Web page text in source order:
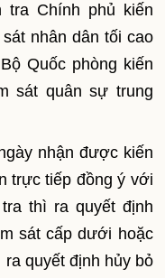
tra Chính phủ kiến
nhân dân tối cao
Quốc phòng kiến
sát quân sự trung
nhận được kiến
trực tiếp đồng ý với
thì ra quyết định
sát cấp dưới hoặc
quyết định hủy bỏ